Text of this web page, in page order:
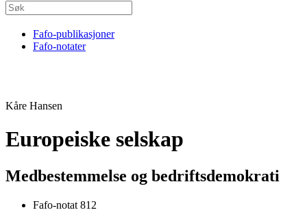
Fafo-publikasjoner
Fafo-notater
Kåre Hansen
Europeiske selskap
Medbestemmelse og bedriftsdemokrati
Fafo-notat 812